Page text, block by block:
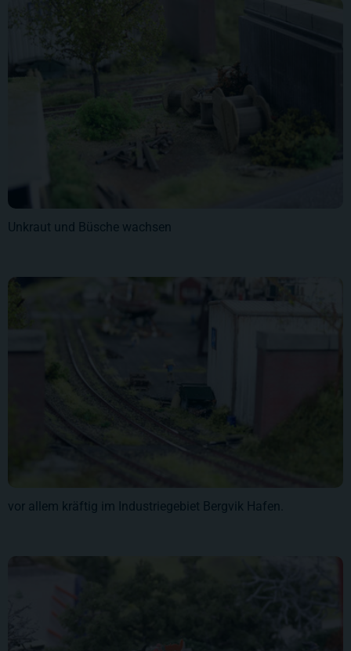
Unkraut und Büsche wachsen
vor allem kräftig im Industriegebiet Bergvik Hafen.